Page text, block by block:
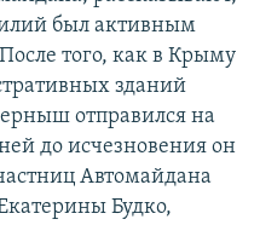
был активным
того, как в Крыму
зданий
отправился на
до исчезновения он
Автомайдана
Будко,